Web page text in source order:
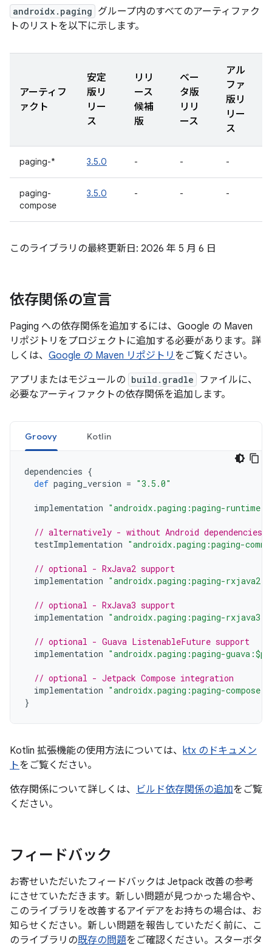
androidx.paging グループ内のすべてのアーティファク
トのリストを以下に示します。
アーティフ
ァクト
安定
版リ
リー
ス
リリ
ース
候補
版
ベー
タ版
リリ
ース
アル
ファ
版リ
リー
ス
paging-* 3.5.0 - - -
paging-
compose
3.5.0 - - -
このライブラリの最終更新日: 2026 年 5 月 6 日
依存関係の宣言
Paging への依存関係を追加するには、Google の Maven
リポジトリをプロジェクトに追加する必要があります。詳
しくは、 Google の Maven リポジトリ をご覧ください。
アプリまたはモジュールの build.gradle
ファイルに、
必要なアーティファクトの依存関係を追加します。
Groovy Kotlin
dependencies {
def paging_version = "3.5.0"
implementation "androidx.paging:paging-
// alternatively - without Android dependencies
testImplementation "androidx.paging:paging-
// optional - RxJava2 support
implementation "androidx.paging:paging-
// optional - RxJava3 support
implementation "androidx.paging:paging-
// optional - Guava ListenableFuture support
implementation "androidx.paging:paging-
// optional - Jetpack Compose integration
implementation "androidx.paging:paging-
}
Kotlin 拡張機能の使用方法については、 ktx のドキュメン
トをご覧ください。
依存関係について詳しくは、
ビルド依存関係の追加をご覧
ください。
フィードバック
お寄せいただいたフィードバックは Jetpack 改善の参考
にさせていただきます。新しい問題が見つかった場合や、
このライブラリを改善するアイデアをお持ちの場合は、お
知らせください。新しい問題を報告していただく前に、こ
のライブラリの既存の問題をご確認ください。スターボタ